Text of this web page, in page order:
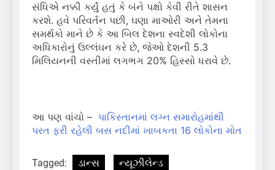
સંધિએ નક્કી કર્યું હતું કે બંને પક્ષો કેવી રીતે શાસન
કરશે. હવે પરિવર્તન પછી, ઘણા માઓરી અને તેમના
સમર્થકો માને છે કે આ બિલ દેશના સ્વદેશી લોકોના
અધિકારોનું ઉલ્લંઘન કરે છે, જેઓ દેશની 5.3
મિલિયનની વસ્તીમાં લગભગ 20% હિસ્સો ધરાવે છે.
આ પણ વાંચો – પાકિસ્તાનમાં લગ્ન સમારોહમાંથી
પરત ફરી રહેલી બસ નદીમાં ખાબકતા 16 લોકોના મોત
Tagged: ડાન્સ
ન્યૂઝીલેન્ડ